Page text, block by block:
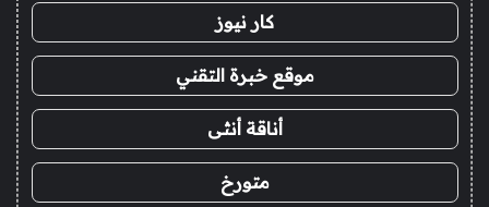
كار نيوز
موقع خبرة التقني
أناقة أنثى
متورخ